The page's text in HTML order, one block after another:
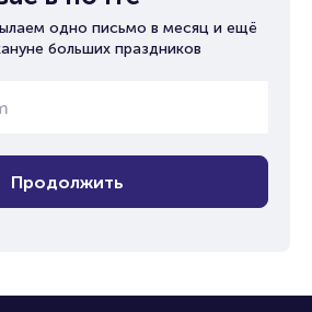
одно письмо в месяц и ещё
больших праздников
Продолжить